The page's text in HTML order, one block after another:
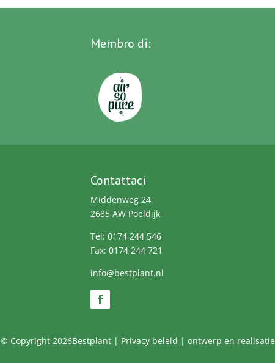
Membro di:
Contattaci
Middenweg 24
2685 AW Poeldijk
Tel: 0174 244 546
Fax: 0174 244 721
info@bestplant.nl
© Copyright 2026Bestplant | Privacy beleid | ontwerp en realisatie